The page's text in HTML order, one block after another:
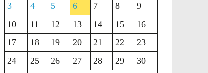
3
4 5 6 7 8
9
10
11 12 13 14 15
16
17
18 19 20 21 22
23
24
25 26 27 28 29
30